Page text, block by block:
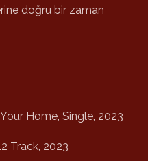
doğru bir zaman
Home, Single, 2023
Track, 2023